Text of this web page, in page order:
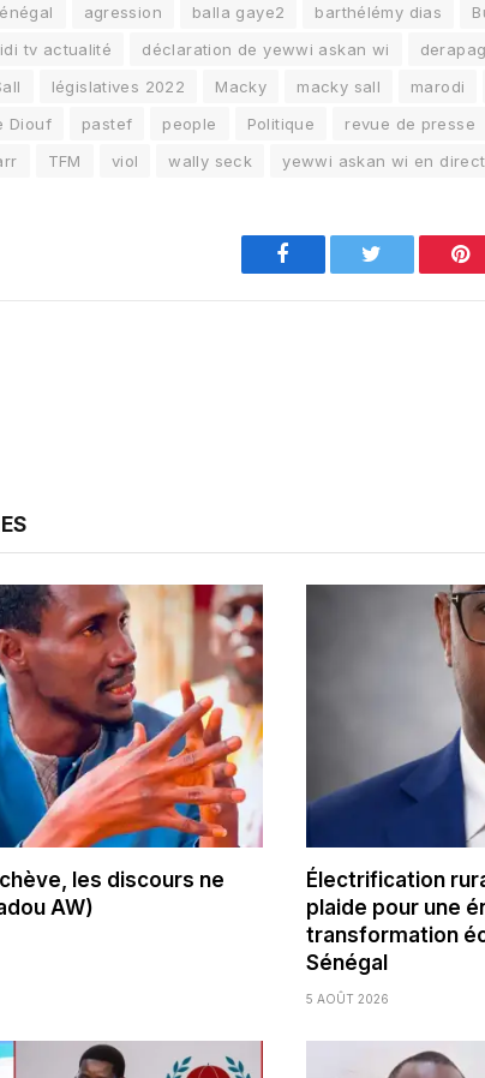
agression balla gaye2 barthélémy dias
tv actualité déclaration de yewwi askan wi
législatives 2022 Macky macky sall marodi
Diouf pastef people Politique revue de presse
TFM viol wally seck yewwi askan wi en direct
Facebook
les discours ne
AW)
Électrification
plaide pour une
transformation
Sénégal
5 AOÛT 2026